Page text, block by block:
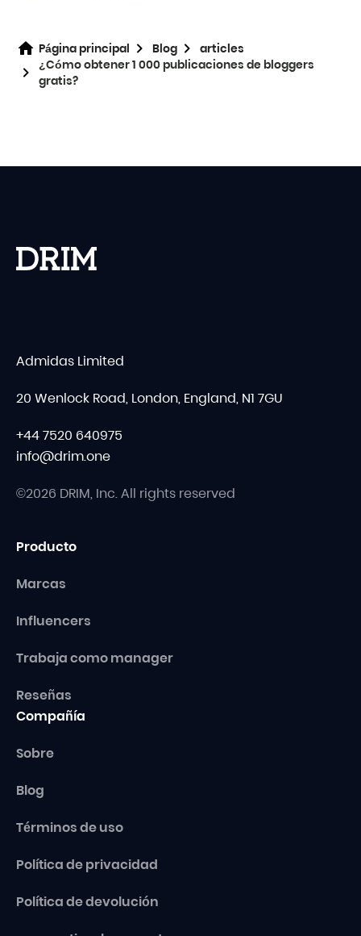
Página principal Blog
articles
¿Cómo obtener 1 000 publicaciones de bloggers
gratis?
Admidas Limited
20 Wenlock Road, London, England, N1 7GU
+44 7520 640975
info@drim.one
©2026 DRIM, Inc. All rights reserved
Producto
Marcas
Influencers
Trabaja como manager
Reseñas
Compañía
Sobre
Blog
Términos de uso
Política de privacidad
Política de devolución